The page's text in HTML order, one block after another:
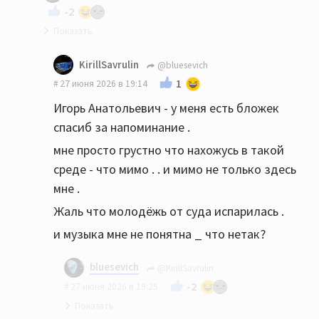
-2
Не стоит писать всякую чепуху, а то может
показаться, что вы приняли слишком много...
Предлагаю вам создать собственный блог, где
вы будете живописать прелести "музыки" от
ИИ.
KirillSavrulin
@bluesevich
27 июня 2026 в 19:14
1
Игорь Анатольевич - у меня есть бложек
спасиб за напоминание .
мне просто грустно что нахожусь в такой
среде - что мимо . . и мимо не только здесь
мне .
Жаль что молодёжь от суда испарилась .
и музыка мне не понятна _ что нетак?
bluesevich
-2